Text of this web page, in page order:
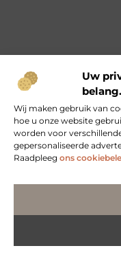
Uw
belang.
Wij maken gebruik van
hoe u onze website
worden voor
gepersonaliseerde
Raadpleeg ons